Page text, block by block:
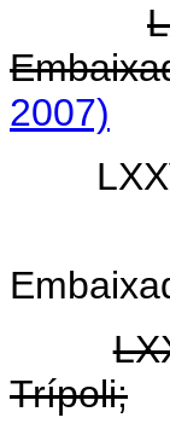
2007)
Trípoli;